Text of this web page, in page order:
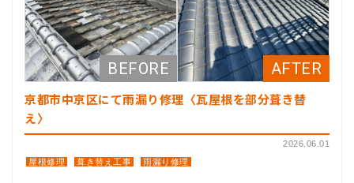
京都市中京区にて雨漏り修理〈瓦屋根を部分葺き替
え〉
2026.06.01
屋根修理
葺き替え工事 雨漏り修理